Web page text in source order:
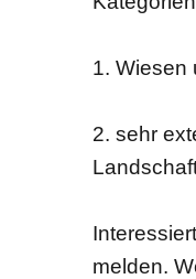
1. Wiesen
2. sehr
melden.